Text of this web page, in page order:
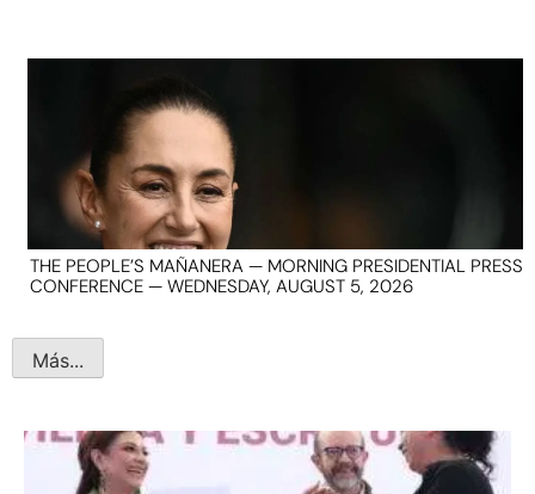
THE PEOPLE’S MAÑANERA — MORNING PRESIDENTIAL PRESS
CONFERENCE — WEDNESDAY, AUGUST 5, 2026
Más...